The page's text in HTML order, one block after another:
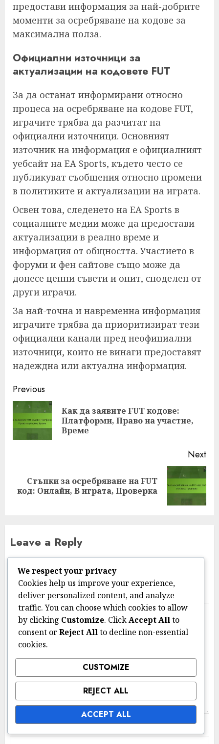
предостави информация за най-добрите
моменти за осребряване на кодове за
максимална полза.
Официални източници за
актуализации на кодовете FUT
За да останат информирани относно
процеса на осребряване на кодове FUT,
играчите трябва да разчитат на
официални източници. Основният
източник на информация е официалният
уебсайт на EA Sports, където често се
публикуват съобщения относно промени
в политиките и актуализации на играта.
Освен това, следенето на EA Sports в
социалните медии може да предостави
актуализации в реално време и
информация от общността. Участието в
форуми и фен сайтове също може да
донесе ценни съвети и опит, споделен от
други играчи.
За най-точна и навременна информация
играчите трябва да приоритизират тези
официални канали пред неофициални
източници, които не винаги предоставят
надеждна или актуална информация.
Post
navigation
Previous
Как да заявите FUT кодове:
Платформи, Право на участие,
Време
Next
Next
post:
Стъпки за осребряване на FUT
код: Онлайн, В играта, Проверка
Leave a Reply
Your email address will not be published.
fields are marked *
Comment*
We respect your privacy
Cookies help us improve your experience,
deliver personalized content, and analyze
traffic. You can choose which cookies to allow
by clicking Customize. ClickAccept Allto
consent orReject Allto decline non-essential
cookies.
CUSTOMIZE
REJECT ALL
ACCEPT ALL